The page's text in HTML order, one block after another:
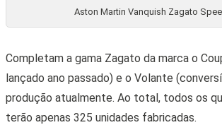
Aston Martin Vanquish Zagato
Completam a gama Zagato da marca o
lançado ano passado) e o Volante
produção atualmente. Ao total, todos os
terão apenas 325 unidades fabricadas.